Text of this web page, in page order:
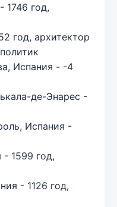
1746 год,
год, архитектор
Испания - -4
де-Энарес -
Испания -
- 1599 год,
- 1126 год,